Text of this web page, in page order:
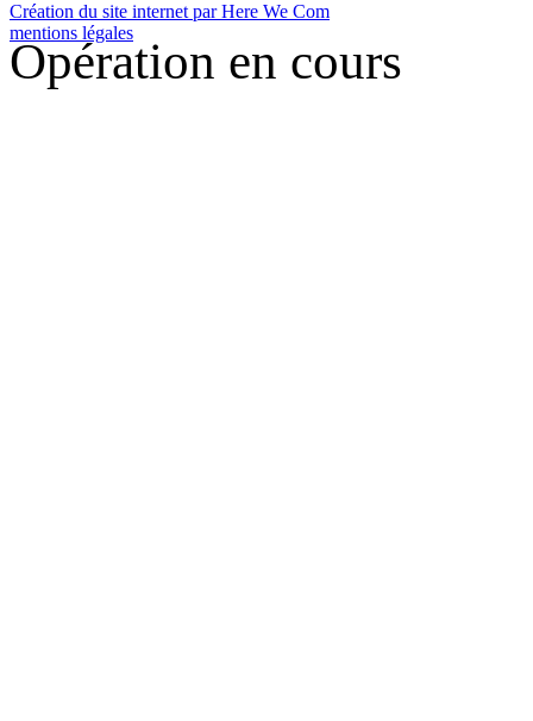
Création du site internet par Here We Com
mentions légales
Opération en cours